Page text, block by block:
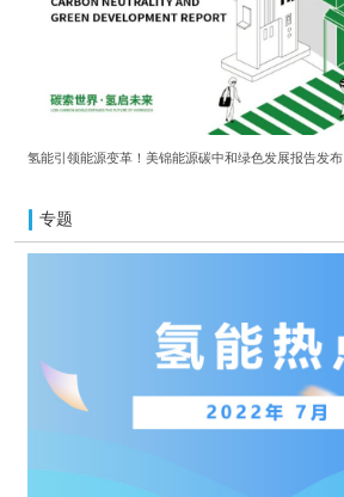
氢能引领能源变革！美锦能源碳中和绿色发展报告发布
专题